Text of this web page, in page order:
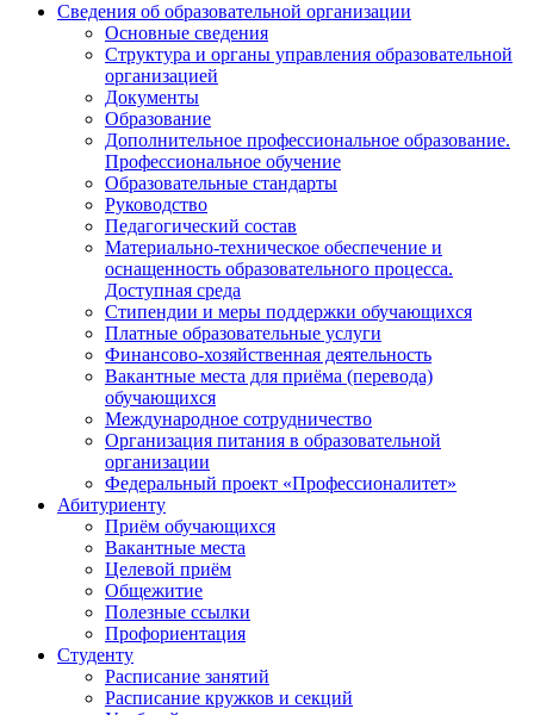
Сведения об образовательной организации
Основные сведения
Структура и органы управления образовательной
организацией
Документы
Образование
Дополнительное профессиональное образование.
Профессиональное обучение
Образовательные стандарты
Руководство
Педагогический состав
Материально-техническое обеспечение и
оснащенность образовательного процесса.
Доступная среда
Стипендии и меры поддержки обучающихся
Платные образовательные услуги
Финансово-хозяйственная деятельность
Вакантные места для приёма (перевода)
обучающихся
Международное сотрудничество
Организация питания в образовательной
организации
Федеральный проект «Профессионалитет»
Абитуриенту
Приём обучающихся
Вакантные места
Целевой приём
Общежитие
Полезные ссылки
Профориентация
Студенту
Расписание занятий
Расписание кружков и секций